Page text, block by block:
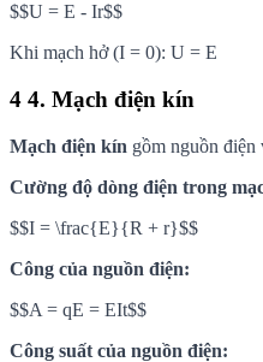
$$U = E - Ir$$
Khi mạch hở (I = 0): U = E
4 4. Mạch điện kín
Mạch điện kín gồm nguồn điện
Cường độ dòng điện trong
$$I = \frac{E}{R + r}$$
Công của nguồn điện:
$$A = qE = EIt$$
Công suất của nguồn điện: